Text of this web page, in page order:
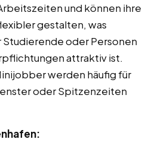
und können ihre
gestalten, was
oder Personen
attraktiv ist.
werden häufig für
oder Spitzenzeiten